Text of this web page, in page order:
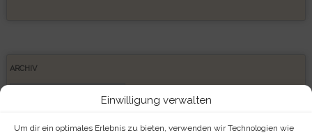
Einwilligung verwalten
Um dir ein optimales Erlebnis zu bieten, verwenden wir Technologien wie
ARCHIV
Archiv